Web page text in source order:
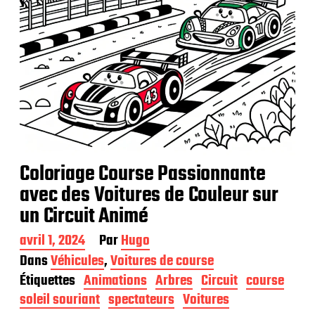
Coloriage Course Passionnante
avec des Voitures de Couleur sur
un Circuit Animé
D
a
t
e
d
avril 1, 2024 ParHugo
DansVéhicules,Voitures de course
Étiquettes Animations Arbres Circuit course
soleil souriant spectateurs Voitures